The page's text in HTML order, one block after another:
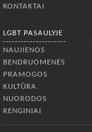
KONTAKTAI
LGBT PASAULYJE
NAUJIENOS
BENDRUOMENĖS
PRAMOGOS
KULTŪRA
NUORODOS
RENGINIAI